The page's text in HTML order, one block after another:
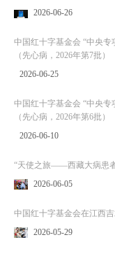
2026-06-26
中国红十字基金会 “中央
（先心病，2026年第7批）
2026-06-25
中国红十字基金会 “中央
（先心病，2026年第6批）
2026-06-10
“天使之旅——西藏大病患
2026-06-05
中国红十字基金会在江西
2026-05-29